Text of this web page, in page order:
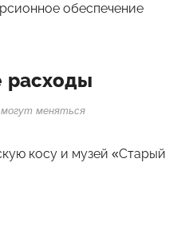
обеспечение
расходы
могут меняться
косу и музей «Старый